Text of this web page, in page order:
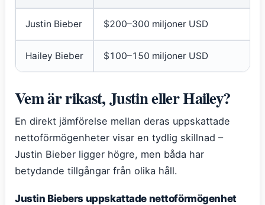
Justin Bieber $200–300 miljoner USD
Hailey Bieber $100–150 miljoner USD
Vem är rikast, Justin eller Hailey?
En direkt jämförelse mellan deras uppskattade
nettoförmögenheter visar en tydlig skillnad –
Justin Bieber ligger högre, men båda har
betydande tillgångar från olika håll.
Justin Biebers uppskattade nettoförmögenhet